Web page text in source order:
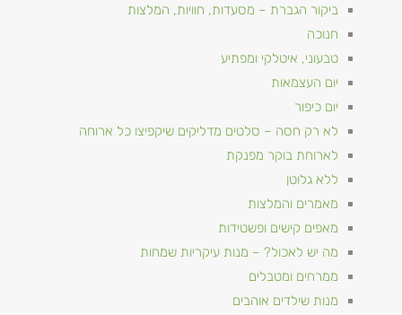
ביקור הגברת – מסעדות, חוויות, המלצות
חנוכה
טבעוני, איטלקי ומפתיע
יום העצמאות
יום כיפור
לא רק חסה – סלטים מדליקים שיקפיצו כל ארוחה
לארוחת בוקר מפנקת
ללא גלוטן
מאמרים והמלצות
מאפים קישים ופשטידות
מה יש לאכול? – מנות עיקריות שמחות
ממרחים ומטבלים
מנות שילדים אוהבים